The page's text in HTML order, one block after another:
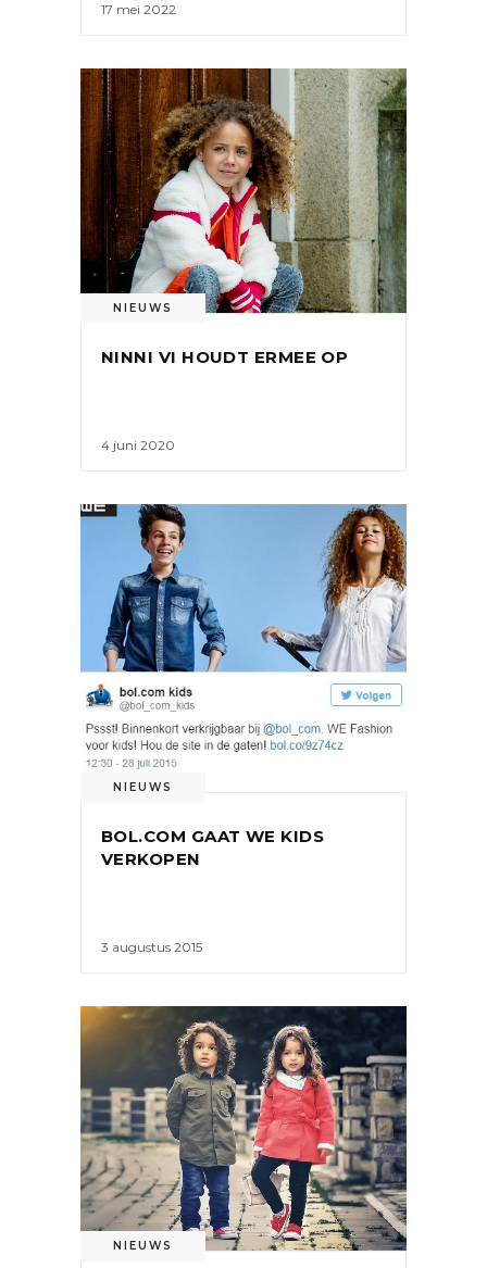
17 mei 2022
NIEUWS
NINNI VI HOUDT ERMEE OP
4 juni 2020
NIEUWS
BOL.COM GAAT WE KIDS
VERKOPEN
3 augustus 2015
NIEUWS